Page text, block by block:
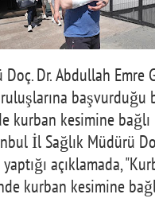
Dr. Abdullah Emre
başvurduğu
kurban kesimine
İl Sağlık Müdürü
açıklamada,
kurban kesimine